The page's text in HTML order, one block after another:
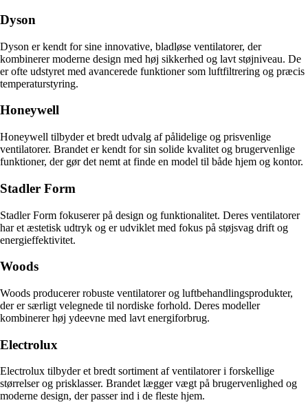
Dyson
Dyson er kendt for sine innovative, bladløse ventilatorer, der
kombinerer moderne design med høj sikkerhed og lavt støjniveau. De
er ofte udstyret med avancerede funktioner som luftfiltrering og præcis
temperaturstyring.
Honeywell
Honeywell tilbyder et bredt udvalg af pålidelige og prisvenlige
ventilatorer. Brandet er kendt for sin solide kvalitet og brugervenlige
funktioner, der gør det nemt at finde en model til både hjem og kontor.
Stadler Form
Stadler Form fokuserer på design og funktionalitet. Deres ventilatorer
har et æstetisk udtryk og er udviklet med fokus på støjsvag drift og
energieffektivitet.
Woods
Woods producerer robuste ventilatorer og luftbehandlingsprodukter,
der er særligt velegnede til nordiske forhold. Deres modeller
kombinerer høj ydeevne med lavt energiforbrug.
Electrolux
Electrolux tilbyder et bredt sortiment af ventilatorer i forskellige
størrelser og prisklasser. Brandet lægger vægt på brugervenlighed og
moderne design, der passer ind i de fleste hjem.